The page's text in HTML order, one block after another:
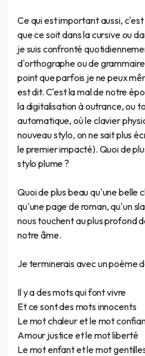
Ce qui est important aussi,
que ce soit dans la cursive ou
je suis confronté
d'orthographe ou de
point que parfois je ne peux
est dit. C'est la mal de notre
la digitalisation à outrance, ou
automatique, où le clavier
nouveau stylo, on ne sait plus
le premier impacté). Quoi de
stylo plume ?
Quoi de plus beau qu'une belle
qu'une page de roman, qu'un
nous touchent au plus profond
notre âme.
Je terminerais avec un poème
Il y a des mots qui font vivre
Et ce sont des mots innocents
Le mot chaleur et le mot
Amour justice et le mot liberté
Le mot enfant et le mot